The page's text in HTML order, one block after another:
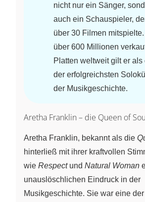
nicht nur ein Sänger,
auch ein Schauspieler,
über 30 Filmen
über 600 Millionen
Platten weltweit gilt er als
der erfolgreichsten
der Musikgeschichte.
Aretha Franklin – die Queen of
Aretha Franklin, bekannt als die
hinterließ mit ihrer kraftvollen
wie Respectund Natural Woman
unauslöschlichen Eindruck in der
Musikgeschichte. Sie war eine